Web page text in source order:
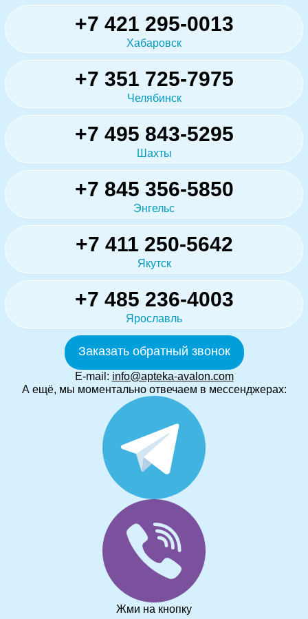
+7 421 295-0013
Хабаровск
+7 351 725-7975
Челябинск
+7 495 843-5295
Шахты
+7 845 356-5850
Энгельс
+7 411 250-5642
Якутск
+7 485 236-4003
Ярославль
Заказать обратный звонок
E-mail: info@apteka-avalon.com
А ещё, мы моментально отвечаем в мессенджерах:
Жми на кнопку